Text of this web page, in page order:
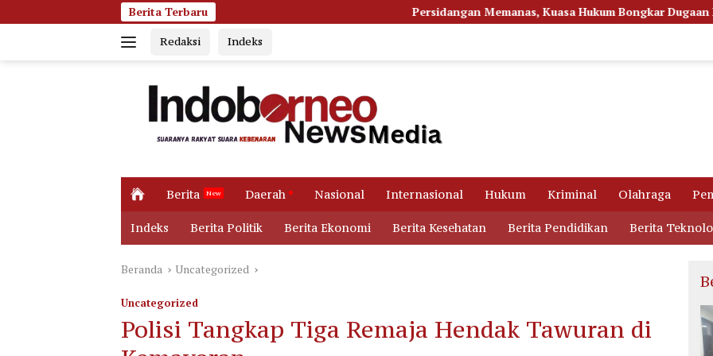
ke
Berita Terbaru Persidangan Memanas, Kuasa Hukum Bongkar Dugaan Ketidakjelasan Alur Fee
Redaksi Indeks
H
m
e
Berita Daerah Nasional Internasional Hukum Kriminal Olahraga
Indeks Berita Politik Berita Ekonomi Berita Kesehatan Berita Pendidikan Berita
Beranda Uncategorized
Uncategorized
Polisi Tangkap Tiga Remaja Hendak Tawuran di